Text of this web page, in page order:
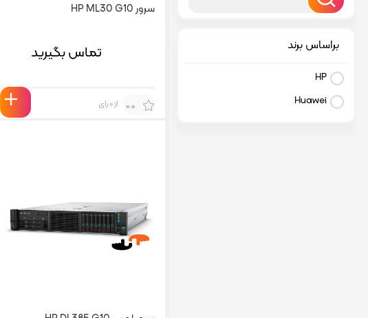
براساس برند
HP
Huawei
سرور HP ML30 G10
تماس بگیرید
0.0 از 0 رای